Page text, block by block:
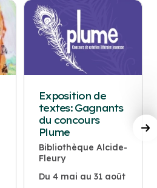
Exposition de
textes: Gagnants
du concours
Plume
Bibliothèque Alcide-
Fleury
Du 4 mai au 31 août